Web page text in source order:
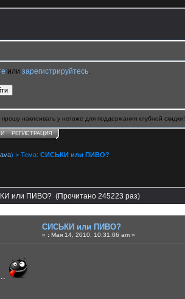
или зарегистрируйтесь
наклеивать у негоже для поддержания клубной скидки!
РЕГИСТРАЦИЯ
) > Тема: СИСЬКИ или ПИВО?
или ПИВО? (Прочитано 245223 раз)
СИСЬКИ или ПИВО?
« : Мая 14, 2010, 10:31:06 am »